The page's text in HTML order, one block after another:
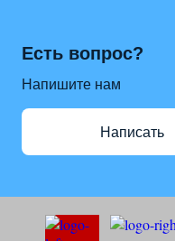
Есть вопрос?
Напишите нам
Написать